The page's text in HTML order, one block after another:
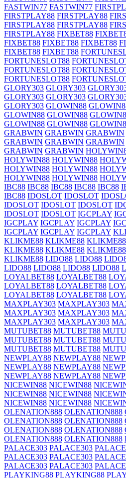
FASTWIN77 FASTWIN77
FIRSTPLAY88 FIRSTPLAY88
FIRSTPLAY88 FIRSTPLAY88
FIRSTPLAY88 FIXBET88
FIXBET88 FIXBET88 FIXBET88
FIXBET88 FIXBET88
FORTUNESLOT88
FORTUNESLOT88
FORTUNESLOT88
GLORY303 GLORY303
GLORY303 GLORY303
GLORY303 GLOWIN88
GLOWIN88 GLOWIN88
GLOWIN88 GLOWIN88
GRABWIN GRABWIN GRABWIN
GRABWIN GRABWIN GRABWIN
GRABWIN GRABWIN
HOLYWIN88 HOLYWIN88
HOLYWIN88 HOLYWIN88
HOLYWIN88 HOLYWIN88
IBC88 IBC88 IBC88 IBC88 IBC88
IBC88 IDOSLOT IDOSLOT
IDOSLOT IDOSLOT IDOSLOT
IDOSLOT IDOSLOT IGCPLAY
IGCPLAY IGCPLAY IGCPLAY
IGCPLAY IGCPLAY IGCPLAY
KLIKME88 KLIKME88 KLIKME88
KLIKME88 KLIKME88 KLIKME88
KLIKME88 LIDO88 LIDO88
LIDO88 LIDO88 LIDO88 LIDO88
LOYALBET88 LOYALBET88
LOYALBET88 LOYALBET88
LOYALBET88 LOYALBET88
MAXPLAY303 MAXPLAY303
MAXPLAY303 MAXPLAY303
MAXPLAY303 MAXPLAY303
MUTUBET88 MUTUBET88
MUTUBET88 MUTUBET88
MUTUBET88 MUTUBET88
NEWPLAY88 NEWPLAY88
NEWPLAY88 NEWPLAY88
NEWPLAY88 NEWPLAY88
NICEWIN88 NICEWIN88
NICEWIN88 NICEWIN88
NICEWIN88 NICEWIN88
OLENATION888 OLENATION888
OLENATION888 OLENATION888
OLENATION888 OLENATION888
OLENATION888 OLENATION888
PALACE303 PALACE303
PALACE303 PALACE303
PALACE303 PALACE303
PLAYKING88 PLAYKING88